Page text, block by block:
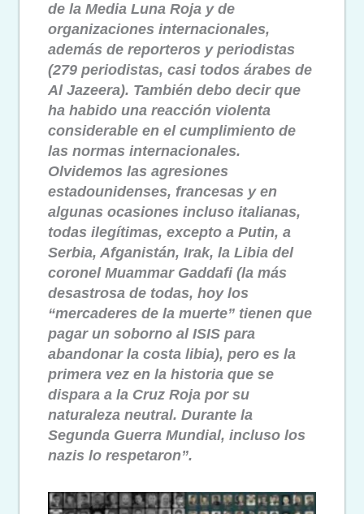
de la Media Luna Roja y de
organizaciones internacionales,
además de reporteros y periodistas
(279 periodistas, casi todos árabes de
Al Jazeera). También debo decir que
ha habido una reacción violenta
considerable en el cumplimiento de
las normas internacionales.
Olvidemos las agresiones
estadounidenses, francesas y en
algunas ocasiones incluso italianas,
todas ilegítimas, excepto a Putin, a
Serbia, Afganistán, Irak, la Libia del
coronel Muammar Gaddafi (la más
desastrosa de todas, hoy los
“mercaderes de la muerte” tienen que
pagar un soborno al ISIS para
abandonar la costa libia), pero es la
primera vez en la historia que se
dispara a la Cruz Roja por su
naturaleza neutral. Durante la
Segunda Guerra Mundial, incluso los
nazis lo respetaron”.